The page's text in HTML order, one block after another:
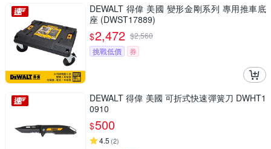
DEWALT 得偉 美國 變形金剛系列 專用推車底
座 (DWST17889)
$2,472 $2,560
挑戰低價
券
DEWALT 得偉 美國 可折式快速彈簧刀 DWHT1
0910
$500
4.5 (2)